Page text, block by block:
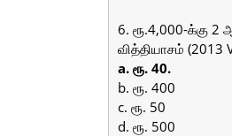
6. ரூ.4,000-க்கு 2
வித்தியாசம் (2013
a. ரூ. 40.
b. ரூ. 400
c. ரூ. 50
d. ரூ. 500